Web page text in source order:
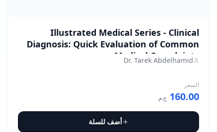
Illustrated Medical Series - Clinical
Diagnosis: Quick Evaluation of Common
Medical Complaints
Dr. Tarek Abdelhamid
السعر
160.00 ج.م
أضف للسلة